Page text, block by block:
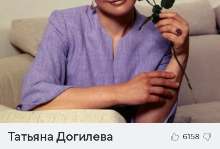
Татьяна Догилева 6158